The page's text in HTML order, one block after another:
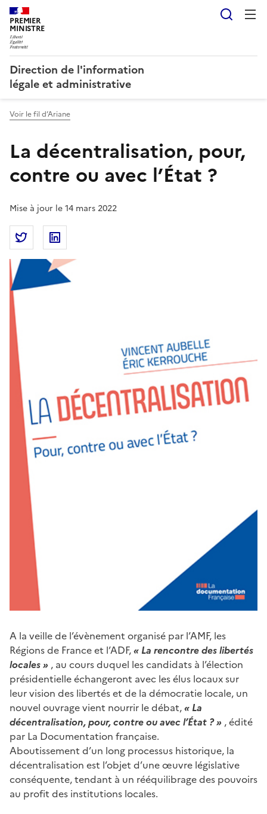
PREMIER
MINISTRE
Direction de l'information
légale et administrative
Voir le fil d’Ariane
La décentralisation, pour,
contre ou avec l’État ?
Mise à jour le 14 mars 2022
Partager la page
Partager La décentralisation, pour, contre ou avec
A la veille de l’évènement organisé par l’AMF, les
Régions de France et l’ADF,« La rencontre des libertés
locales » , au cours duquel les candidats à l’élection
présidentielle échangeront avec les élus locaux sur
leur vision des libertés et de la démocratie locale, un
nouvel ouvrage vient nourrir le débat,« La
décentralisation, pour, contre ou avec l’État ? » , édité
par La Documentation française.
Aboutissement d’un long processus historique, la
décentralisation est l’objet d’une œuvre législative
conséquente, tendant à un rééquilibrage des pouvoirs
au profit des institutions locales.